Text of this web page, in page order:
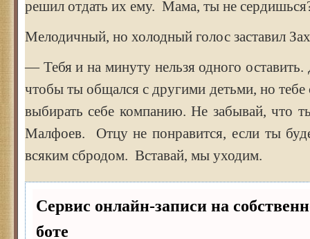
решил отдать их ему. Мама, ты не
Мелодичный, но холодный голос заставил
— Тебя и на минуту нельзя одного оставить.
чтобы ты общался с другими детьми, но тебе
выбирать себе компанию. Не забывай, что
Малфоев. Отцу не понравится, если ты
всяким сбродом. Вставай, мы уходим.
Сервис онлайн-записи на
боте